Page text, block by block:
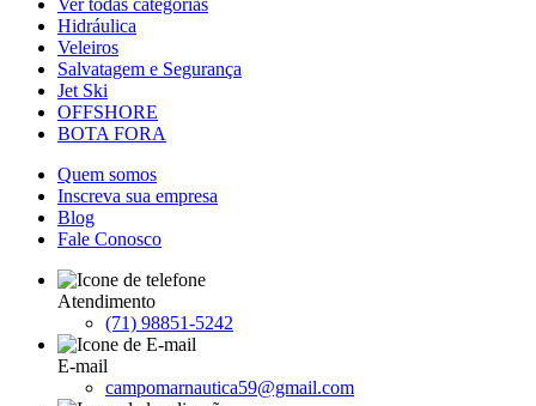
Ver todas categorias
Hidráulica
Veleiros
Salvatagem e Segurança
Jet Ski
OFFSHORE
BOTA FORA
Quem somos
Inscreva sua empresa
Blog
Fale Conosco
Atendimento
(71) 98851-5242
E-mail
campomarnautica59@gmail.com